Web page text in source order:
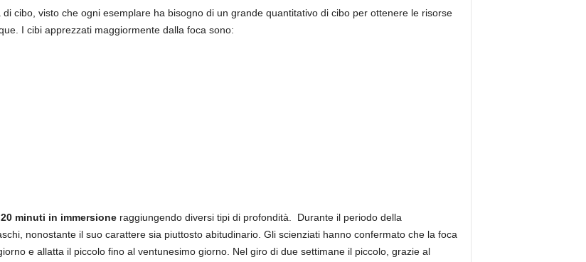
cibo, visto che ogni esemplare ha bisogno di un grande quantitativo di cibo per ottenere le risorse
I cibi apprezzati maggiormente dalla foca sono:
minuti in immersioneraggiungendo diversi tipi di profondità. Durante il periodo della
nonostante il suo carattere sia piuttosto abitudinario. Gli scienziati hanno confermato che la foca
e allatta il piccolo fino al ventunesimo giorno. Nel giro di due settimane il piccolo, grazie al